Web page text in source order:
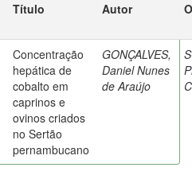
Título Autor
Concentração
hepática de
cobalto em
caprinos e
ovinos criados
no Sertão
pernambucano
GONÇALVES,
Daniel Nunes
de Araújo